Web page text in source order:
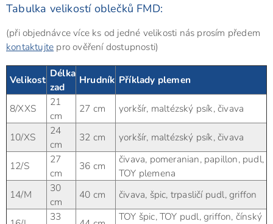
Tabulka velikostí oblečků FMD:
(při objednávce více ks od jedné velikosti nás prosím předem
kontaktujte pro ověření dostupnosti)
Velikost
Délka
zad
Hrudník Příklady plemen
8/XXS
21
cm
27 cm yorkšír, maltézský psík, čivava
10/XS
24
cm
32 cm yorkšír, maltézský psík, čivava
12/S
27
cm
36 cm
čivava, pomeranian, papillon, pudl,
TOY plemena
14/M
30
cm
40 cm čivava, špic, trpasličí pudl, griffon
33
TOY špic, TOY pudl, griffon, čínský